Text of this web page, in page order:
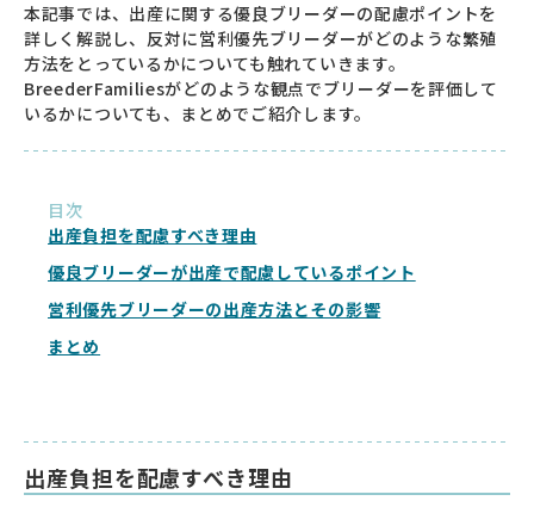
本記事では、出産に関する優良ブリーダーの配慮ポイントを
詳しく解説し、反対に営利優先ブリーダーがどのような繁殖
方法をとっているかについても触れていきます。
BreederFamiliesがどのような観点でブリーダーを評価して
いるかについても、まとめでご紹介します。
目次
出産負担を配慮すべき理由
優良ブリーダーが出産で配慮しているポイント
営利優先ブリーダーの出産方法とその影響
まとめ
出産負担を配慮すべき理由